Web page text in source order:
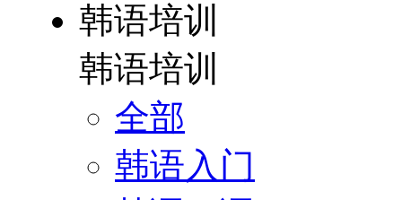
韩语培训
韩语培训
全部
韩语入门